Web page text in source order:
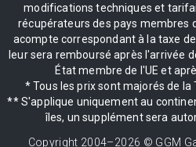
modifications techniques et
récupérateurs des pays membres
acompte correspondant à la taxe
leur sera remboursé après l'arrivée
État membre de l'UE et
* Tous les prix sont majorés de la
** S'applique uniquement au
îles, un supplément sera
Copyright 2004–2026 © GGM